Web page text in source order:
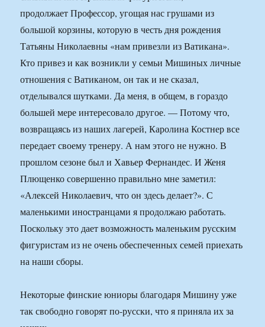
продолжает Профессор, угощая нас грушами из
большой корзины, которую в честь дня рождения
Татьяны Николаевны «нам привезли из Ватикана».
Кто привез и как возникли у семьи Мишиных личные
отношения с Ватиканом, он так и не сказал,
отделывался шутками. Да меня, в общем, в гораздо
большей мере интересовало другое. — Потому что,
возвращаясь из наших лагерей, Каролина Костнер все
передает своему тренеру. А нам этого не нужно. В
прошлом сезоне был и Хавьер Фернандес. И Женя
Плющенко совершенно правильно мне заметил:
«Алексей Николаевич, что он здесь делает?». С
маленькими иностранцами я продолжаю работать.
Поскольку это дает возможность маленьким русским
фигуристам из не очень обеспеченных семей приехать
на наши сборы.
Некоторые финские юниоры благодаря Мишину уже
так свободно говорят по-русски, что я приняла их за